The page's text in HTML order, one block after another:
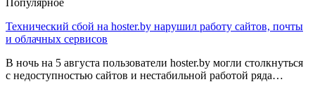
Технический сбой на hoster.by нарушил работу сайтов, почты
и облачных сервисов
В ночь на 5 августа пользователи hoster.by могли столкнуться
с недоступностью сайтов и нестабильной работой ряда…